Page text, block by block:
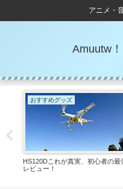
アニメ・
Amuutw！
おすすめグッズ
HS120Dこれが真実、初心者の最
レビュー！